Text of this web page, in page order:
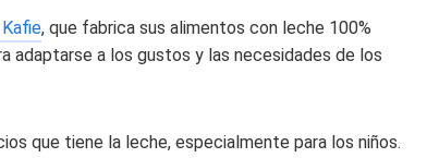
, que fabrica sus alimentos con leche 100%
adaptarse a los gustos y las necesidades de los
que tiene la leche, especialmente para los niños.